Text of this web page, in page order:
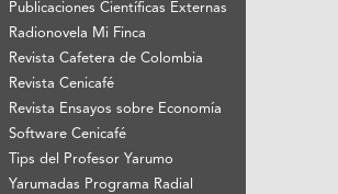
Publicaciones Científicas Externas
Radionovela Mi Finca
Revista Cafetera de Colombia
Revista Cenicafé
Revista Ensayos sobre Economía
Software Cenicafé
Tips del Profesor Yarumo
Yarumadas Programa Radial